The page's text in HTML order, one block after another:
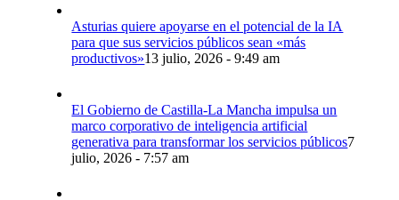
Asturias quiere apoyarse en el potencial de la IA
para que sus servicios públicos sean «más
productivos»13 julio, 2026 - 9:49 am
El Gobierno de Castilla-La Mancha impulsa un
marco corporativo de inteligencia artificial
generativa para transformar los servicios públicos7
julio, 2026 - 7:57 am